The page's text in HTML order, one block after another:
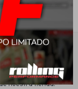
nuestra tienda.